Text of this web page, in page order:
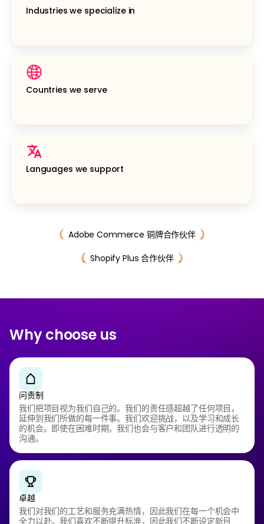
Industries we specialize in
Countries we serve
Languages we support
Adobe Commerce 铜牌合作伙伴
Shopify Plus 合作伙伴
Why choose us
问责制
我们把项目视为我们自己的。我们的责任感超越了任何项目，
延伸到我们所做的每一件事。我们欢迎挑战，以及学习和成长
的机会。即使在困难时期，我们也会与客户和团队进行透明的
沟通。
卓越
我们对我们的工艺和服务充满热情，因此我们在每一个机会中
全力以赴。我们喜欢不断提升标准，因此我们不断设定新目